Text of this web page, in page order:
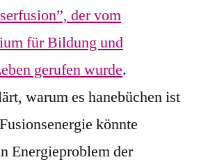
der vom
für Bildung und
gerufen wurde.
warum es hanebüchen ist
könnte
Energieproblem der